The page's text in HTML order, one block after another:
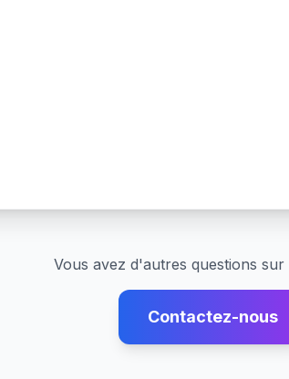
Vous avez d'autres questions sur
Contactez-nous